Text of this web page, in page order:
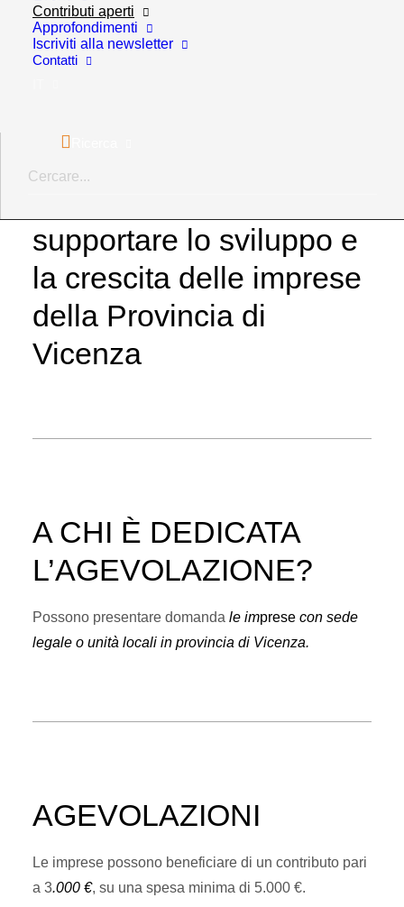
Contributi aperti
Approfondimenti
Iscriviti alla newsletter
Contatti
LaCamera di Commercio di Vicenza
all’estero.
supportare lo sviluppo e
la crescita delle imprese
della Provincia di
Vicenza
A CHI È DEDICATA
L’AGEVOLAZIONE?
Possono presentare domanda le imprese con sede
legale o unità locali in provincia di Vicenza.
AGEVOLAZIONI
Le imprese possono beneficiare di un contributo pari
a 3.000 €, su una spesa minima di 5.000 €.